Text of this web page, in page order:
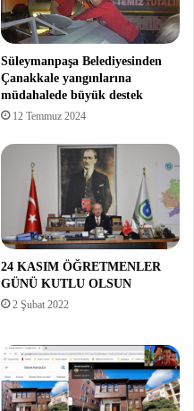
Süleymanpaşa Belediyesinden
Çanakkale yangınlarına
müdahalede büyük destek
12 Temmuz 2024
24 KASIM ÖĞRETMENLER
GÜNÜ KUTLU OLSUN
2 Şubat 2022